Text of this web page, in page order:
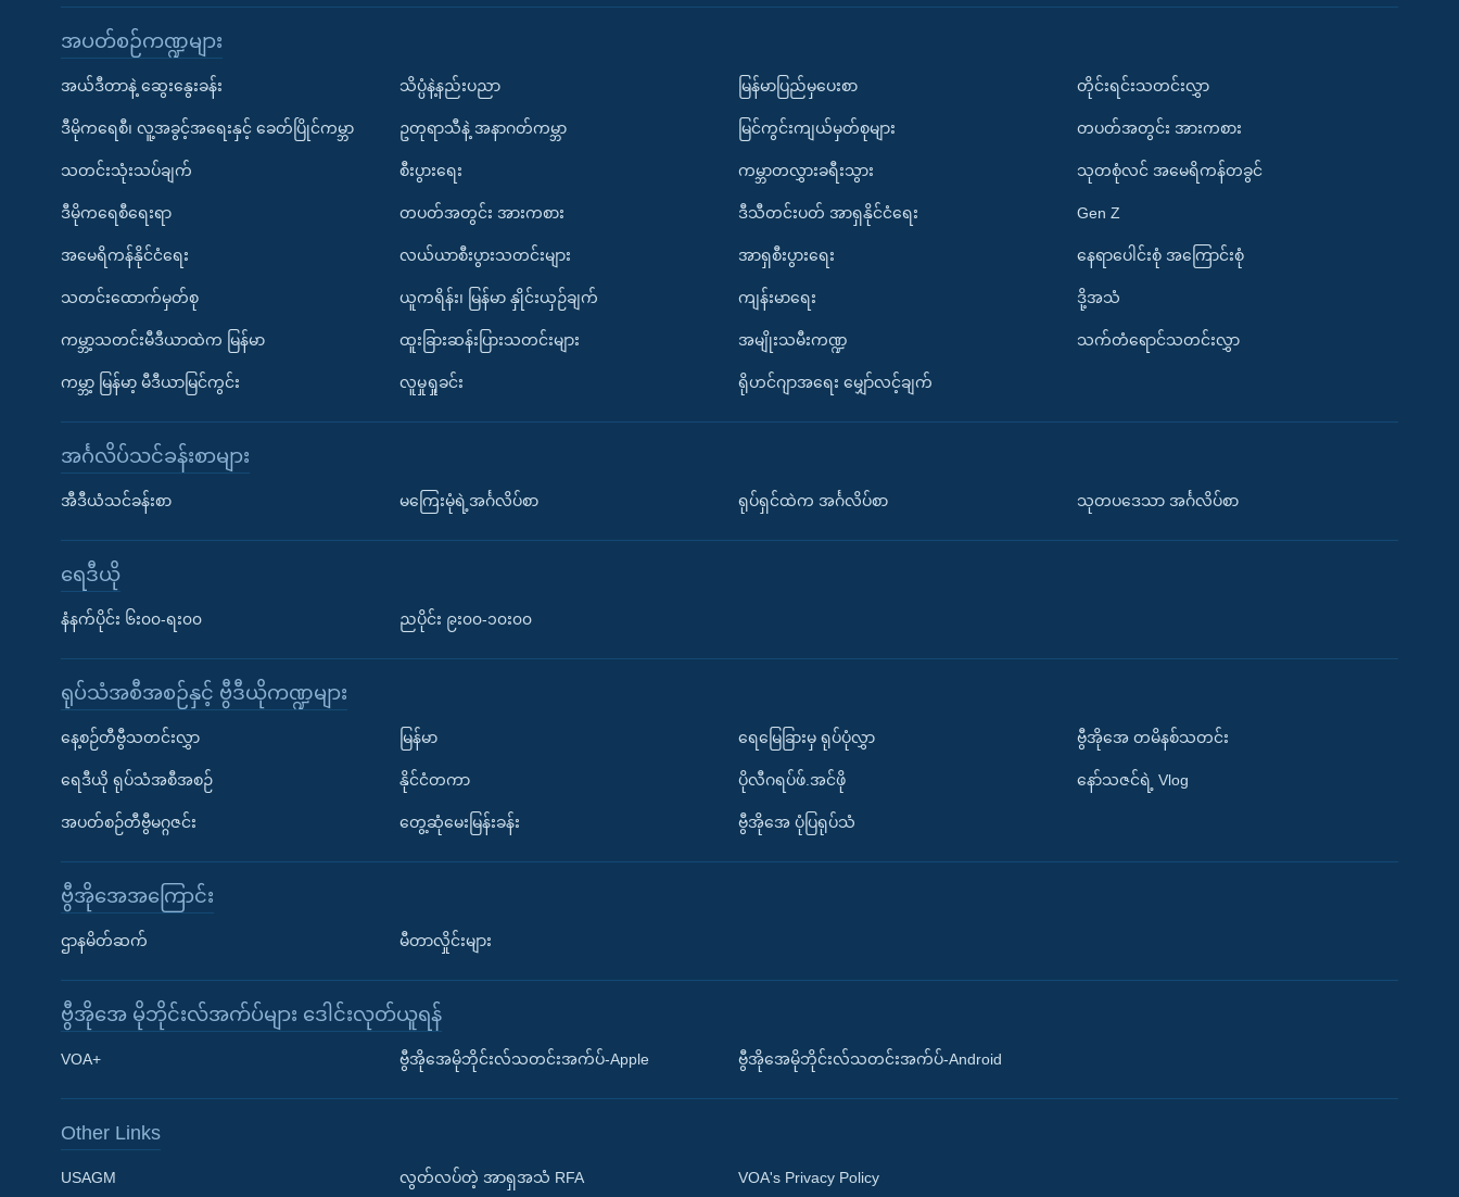
Learning English
အပတ်စဉ်ကဏ္ဍများ
အယ်ဒီတာနဲ့ ဆွေးနွေးခန်း
ဒီမိုကရေစီ၊ လူ့အခွင့်အရေးနှင့် ခေတ်ပြိုင်ကမ္ဘာ
သတင်းသုံးသပ်ချက်
ဒီမိုကရေစီရေးရာ
အမေရိကန်နိုင်ငံရေး
သတင်းထောက်မှတ်စု
ကမ္ဘာ့သတင်းမီဒီယာထဲက မြန်မာ
ကမ္ဘာ့ မြန်မာ့ မီဒီယာမြင်ကွင်း
သိပ္ပံနဲ့နည်းပညာ
ဥတုရာသီနဲ့ အနာဂတ်ကမ္ဘာ
စီးပွားရေး
တပတ်အတွင်း အားကစား
လယ်ယာစီးပွားသတင်းများ
ယူကရိန်း၊ မြန်မာ နှိုင်းယှဉ်ချက်
ထူးခြားဆန်းပြားသတင်းများ
လူမှုရှုခင်း
မြန်မာပြည်မှပေးစာ
မြင်ကွင်းကျယ်မှတ်စုများ
ကမ္ဘာတလွှားခရီးသွား
ဒီသီတင်းပတ် အာရှနိုင်ငံရေး
အာရှစီးပွားရေး
ကျန်းမာရေး
အမျိုးသမီးကဏ္ဍ
ရိုဟင်ဂျာအရေး မျှော်လင့်ချက်
တိုင်းရင်းသတင်းလွှာ
တပတ်အတွင်း အားကစား
သုတစုံလင် အမေရိကန်တခွင်
Gen Z
နေရာပေါင်းစုံ အကြောင်းစုံ
ဒို့အသံ
သက်တံရောင်သတင်းလွှာ
အင်္ဂလိပ်သင်ခန်းစာများ
အီဒီယံသင်ခန်းစာ မကြေးမုံရဲ့အင်္ဂလိပ်စာ ရုပ်ရှင်ထဲက အင်္ဂလိပ်စာ သုတပဒေသာ အင်္ဂလိပ်စာ
ရေဒီယို
နံနက်ပိုင်း ၆း၀၀-ရး၀၀ ညပိုင်း ၉း၀၀-၁၀း၀၀
ရုပ်သံအစီအစဉ်နှင့် ဗွီဒီယိုကဏ္ဍများ
နေ့စဉ်တီဗွီသတင်းလွှာ
ရေဒီယို ရုပ်သံအစီအစဉ်
အပတ်စဉ်တီဗွီမဂ္ဂဇင်း
မြန်မာ
နိုင်ငံတကာ
တွေ့ဆုံမေးမြန်းခန်း
ရေမြေခြားမှ ရုပ်ပုံလွှာ
ပိုလီဂရပ်ဖ်.အင်ဖို
ဗွီအိုအေ ပုံပြရုပ်သံ
ဗွီအိုအေ တမိနစ်သတင်း
နော်သဇင်ရဲ့ Vlog
ဗွီအိုအေအကြောင်း
ဌာနမိတ်ဆက် မီတာလှိုင်းများ
ဗွီအိုအေ မိုဘိုင်းလ်အက်ပ်များ ဒေါင်းလုတ်ယူရန်
VOA+ ဗွီအိုအေမိုဘိုင်းလ်သတင်းအက်ပ်-Apple ဗွီအိုအေမိုဘိုင်းလ်သတင်းအက်ပ်-Android
Other Links
USAGM လွတ်လပ်တဲ့ အာရှအသံ RFA VOA's Privacy Policy